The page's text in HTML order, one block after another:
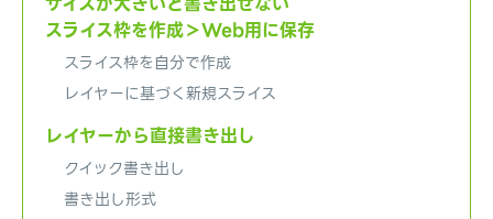
スライス枠を作成＞Web用に保存
スライス枠を自分で作成
レイヤーに基づく新規スライス
レイヤーから直接書き出し
クイック書き出し
書き出し形式
Shopify基本情報
基本的な機能や、アプリ・テーマの紹介など基本的な